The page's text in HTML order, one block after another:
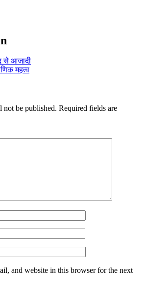
से आजादी
महत्व
not be published. Required fields are
and website in this browser for the next